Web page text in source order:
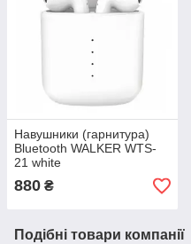
Навушники (гарнитура)
Bluetooth WALKER WTS-
21 white
880 ₴
Подібні товари компанії